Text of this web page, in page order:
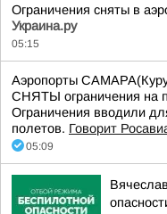
Ограничения сняты в
Украина.ру
05:15
Аэропорты
СНЯТЫ ограничения на
Ограничения вводили
полетов. Говорит
05:09